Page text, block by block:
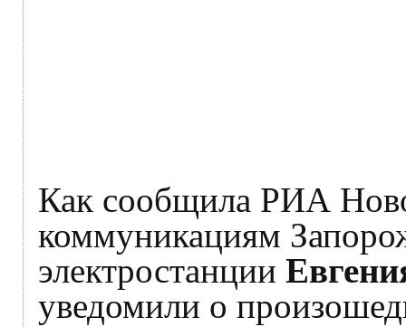
Как сообщила РИА
коммуникациям
электростанции
уведомили о